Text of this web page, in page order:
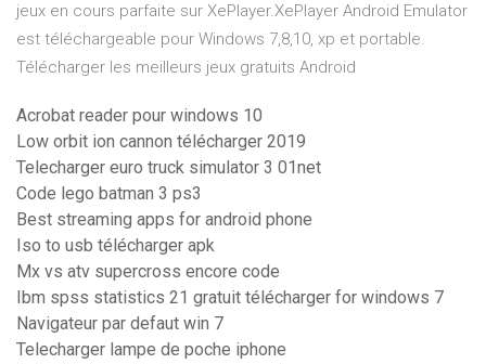
jeux en cours parfaite sur XePlayer.XePlayer Android Emulator
est téléchargeable pour Windows 7,8,10, xp et portable.
Télécharger les meilleurs jeux gratuits Android
Acrobat reader pour windows 10
Low orbit ion cannon télécharger 2019
Telecharger euro truck simulator 3 01net
Code lego batman 3 ps3
Best streaming apps for android phone
Iso to usb télécharger apk
Mx vs atv supercross encore code
Ibm spss statistics 21 gratuit télécharger for windows 7
Navigateur par defaut win 7
Telecharger lampe de poche iphone